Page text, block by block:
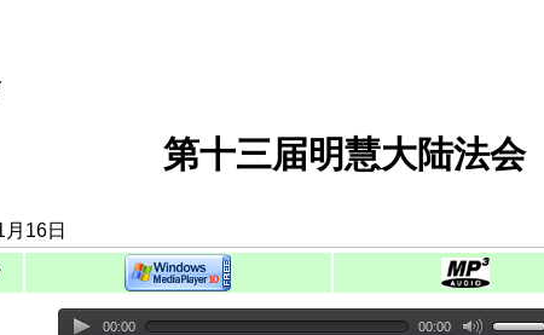
第十三届明慧大陆法会
16日
00:00 00:00